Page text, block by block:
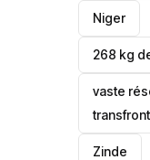
‎Niger
268 kg
vaste
Zinde